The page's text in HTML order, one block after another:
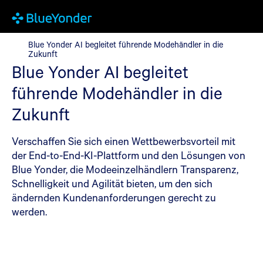
Blue Yonder AI begleitet führende Modehändler in die Zukunft
Blue Yonder AI begleitet führende Modehändler in die
Zukunft
Blue Yonder AI begleitet
führende Modehändler in die
Zukunft
Verschaffen Sie sich einen Wettbewerbsvorteil mit
der End-to-End-KI-Plattform und den Lösungen von
Blue Yonder, die Modeeinzelhändlern Transparenz,
Schnelligkeit und Agilität bieten, um den sich
ändernden Kundenanforderungen gerecht zu
werden.